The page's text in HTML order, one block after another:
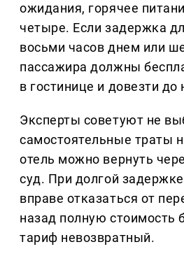
ожидания, горячее
четыре. Если задержка
восьми часов днем или
пассажира должны
в гостинице и довезти до
Эксперты советуют не
самостоятельные траты
отель можно вернуть
суд. При долгой
вправе отказаться от
назад полную стоимость
тариф невозвратный.